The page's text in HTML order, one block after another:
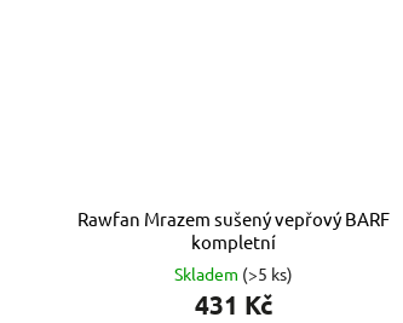
Rawfan Mrazem sušený vepřový BARF
kompletní
Skladem (>5 ks)
431 Kč